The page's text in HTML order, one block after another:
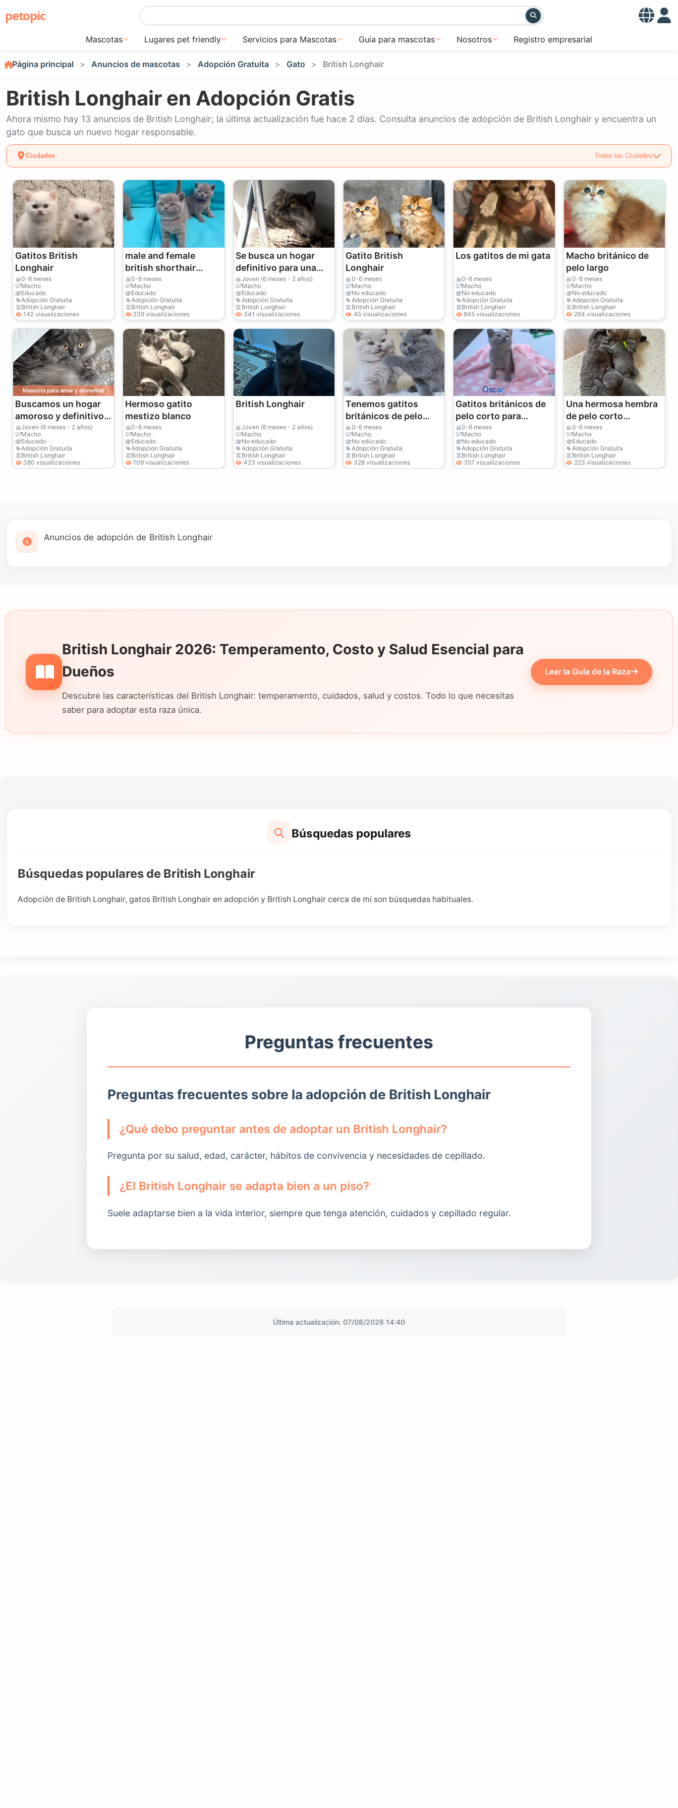
petopic
Mascotas Lugares pet friendly Servicios para Mascotas Guía para mascotas Nosotros Registro empresarial
Página principal Anuncios de mascotas Adopción Gratuita Gato British Longhair
British Longhair en Adopción Gratis
Ahora mismo hay 13 anuncios de British Longhair; la última actualización fue hace 2 días. Consulta anuncios de adopción de British Longhair y encuentra un
gato que busca un nuevo hogar responsable.
Ciudades Todas las Ciudades
Gatitos British
Longhair
0-6 meses
Macho
Educado
Adopción Gratuita
British Longhair
142 visualizaciones
male and female
british shorthair
Kittens
0-6 meses
Macho
Educado
Adopción Gratuita
British Longhair
239 visualizaciones
Se busca un hogar
definitivo para una
gata gris esterilizada
de 2 años de edad.
Joven (6 meses - 2 años)
Macho
Educado
Adopción Gratuita
British Longhair
341 visualizaciones
Gatito British
Longhair
0-6 meses
Macho
No educado
Adopción Gratuita
British Longhair
45 visualizaciones
Los gatitos de mi gata
0-6 meses
Macho
No educado
Adopción Gratuita
British Longhair
845 visualizaciones
Macho británico de
pelo largo
0-6 meses
Macho
No educado
Adopción Gratuita
British Longhair
264 visualizaciones
Mascota para amar y alimentar
Buscamos un hogar
amoroso y definitivo
para nuestra gata gris
esterilizada de 2 años.
Joven (6 meses - 2 años)
Macho
Educado
Adopción Gratuita
British Longhair
380 visualizaciones
Hermoso gatito
mestizo blanco
0-6 meses
Macho
Educado
Adopción Gratuita
British Longhair
109 visualizaciones
British Longhair
Joven (6 meses - 2 años)
Macho
No educado
Adopción Gratuita
British Longhair
423 visualizaciones
Tenemos gatitos
británicos de pelo
corto, lindos y
adorables,
disponibles para
entrega inmediata.
0-6 meses
Macho
No educado
Adopción Gratuita
British Longhair
328 visualizaciones
Gatitos británicos de
pelo corto para
siempre
0-6 meses
Macho
No educado
Adopción Gratuita
British Longhair
357 visualizaciones
Una hermosa hembra
de pelo corto
británico disponible.
0-6 meses
Macho
Educado
Adopción Gratuita
British Longhair
223 visualizaciones
Anuncios de adopción de British Longhair
British Longhair 2026: Temperamento, Costo y Salud Esencial para
Dueños
Descubre las características del British Longhair: temperamento, cuidados, salud y costos. Todo lo que necesitas
saber para adoptar esta raza única.
Leer la Guía de la Raza
Búsquedas populares
Búsquedas populares de British Longhair
Adopción de British Longhair, gatos British Longhair en adopción y British Longhair cerca de mí son búsquedas habituales.
Preguntas frecuentes
Preguntas frecuentes sobre la adopción de British Longhair
¿Qué debo preguntar antes de adoptar un British Longhair?
Pregunta por su salud, edad, carácter, hábitos de convivencia y necesidades de cepillado.
¿El British Longhair se adapta bien a un piso?
Suele adaptarse bien a la vida interior, siempre que tenga atención, cuidados y cepillado regular.
Última actualización: 07/08/2026 14:40